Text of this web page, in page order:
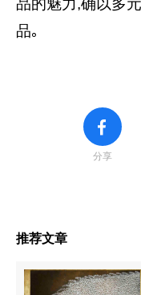
品的魅力,确以多
品｡
分享
推荐文章